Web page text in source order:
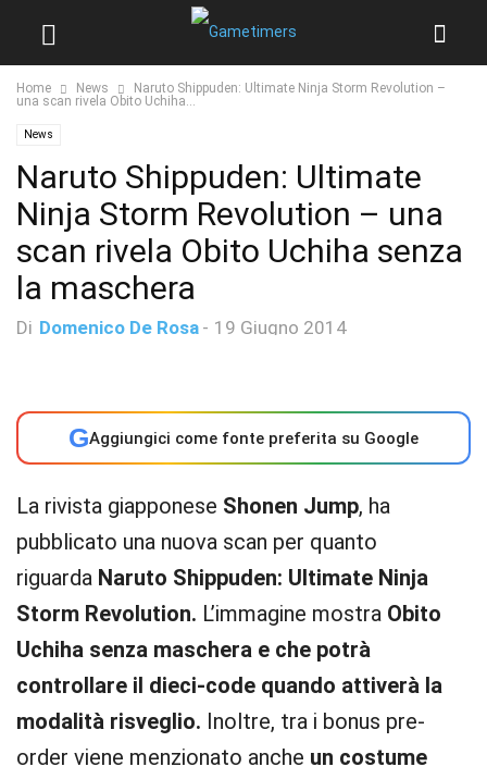
Home News
Naruto Shippuden: Ultimate Ninja Storm Revolution –
una scan rivela Obito Uchiha...
News
Naruto Shippuden: Ultimate
Ninja Storm Revolution – una
scan rivela Obito Uchiha senza
la maschera
Di Domenico De Rosa - 19 Giugno 2014
GAggiungici come fonte preferita su Google
La rivista giapponese Shonen Jump, ha
pubblicato una nuova scan per quanto
riguarda Naruto Shippuden: Ultimate Ninja
Storm Revolution. L’immagine mostra Obito
Uchiha senza maschera e che potrà
controllare il dieci-code quando attiverà la
modalità risveglio. Inoltre, tra i bonus pre-
order viene menzionato anche un costume